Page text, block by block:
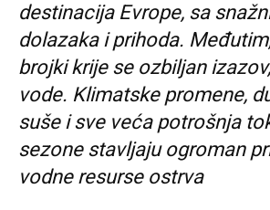
destinacija Evrope, sa
dolazaka i prihoda.
brojki krije se ozbiljan
vode. Klimatske promene,
suše i sve veća potrošnja
sezone stavljaju ogroman
vodne resurse ostrva